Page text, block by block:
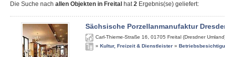
Die Suche nach allen Objekten in Freital hat2 Ergebnis(se) geliefert:
Sächsische Porzellanmanufaktur
Carl-Thieme-Straße 16 01705 Freital (Dresdner
» Kultur, Freizeit & Dienstleister »